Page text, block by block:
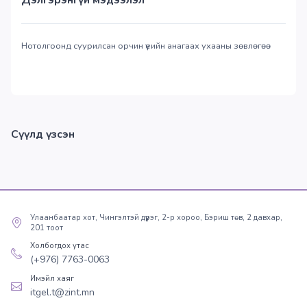
Нотолгоонд суурилсан орчин үеийн анагаах ухааны зөвлөгөө
Сүүлд үзсэн
Улаанбаатар хот, Чингэлтэй дүүрэг, 2-р хороо, Бэриш төв, 2 давхар,
201 тоот
Холбогдох утас
(+976) 7763-0063
Имэйл хаяг
itgel.t@zint.mn